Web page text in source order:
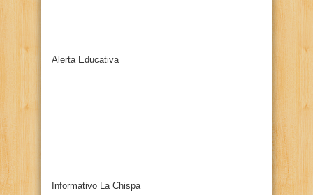
Alerta Educativa
Informativo La Chispa